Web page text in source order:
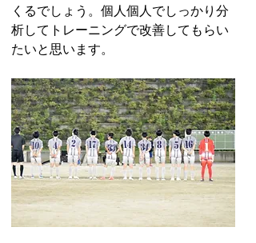
くるでしょう。個人個人でしっかり分
析してトレーニングで改善してもらい
たいと思います。